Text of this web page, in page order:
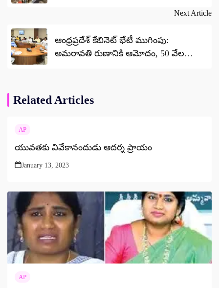
Next Article
ఆంధ్రప్రదేశ్ కేబినెట్ భేటీ ముగింపు:
అమరావతి రుణానికి ఆమోదం, 50 వేల
Related Articles
AP
యువతకు వివేకానందుడు ఆదర్శ ప్రాయం
January 13, 2023
AP